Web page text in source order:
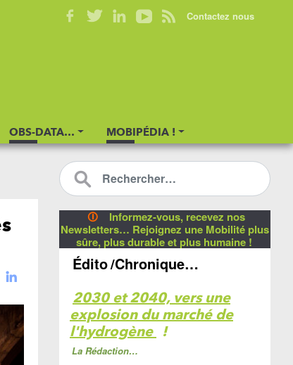
OBS-DATA… MOBIPÉDIA !
Contactez nous
🛈
Informez-vous, recevez nos
Newsletters… Rejoignez une Mobilité plus
sûre, plus durable et plus humaine !
Édito/Chronique…
2030 et 2040, vers une
explosion du marché de
l'hydrogène !
La Rédaction…